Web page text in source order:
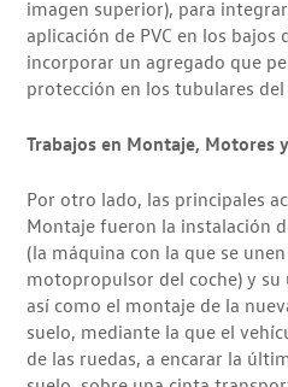
imagen superior), para
aplicación de PVC en los bajos
incorporar un agregado que
protección en los tubulares
Trabajos en Montaje, Motores
Por otro lado, las principales
Montaje fueron la instalación
(la máquina con la que se
motopropulsor del coche) y
así como el montaje de la
suelo, mediante la que el
de las ruedas, a encarar la